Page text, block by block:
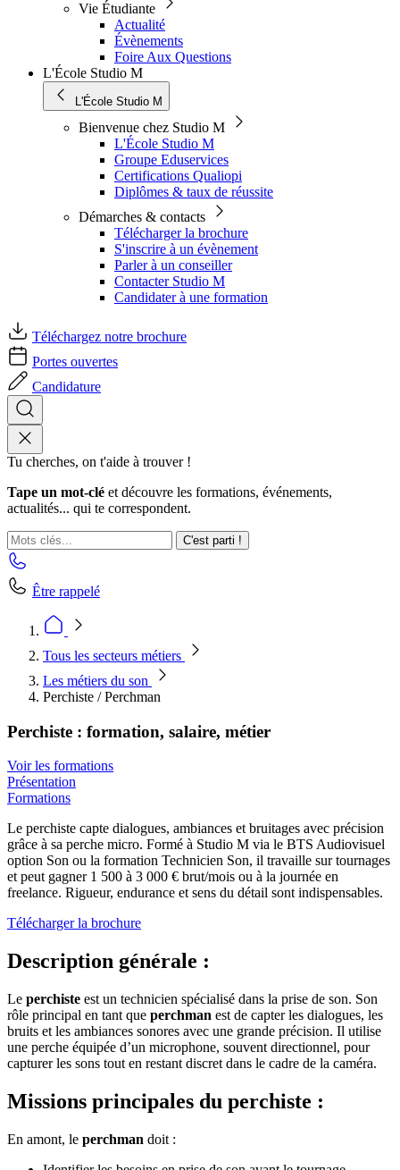
Vie Étudiante
Actualité
Évènements
Foire Aux Questions
L'École Studio M
L'École Studio M
Bienvenue chez Studio M
L'École Studio M
Groupe Eduservices
Certifications Qualiopi
Diplômes & taux de réussite
Démarches & contacts
Télécharger la brochure
S'inscrire à un évènement
Parler à un conseiller
Contacter Studio M
Candidater à une formation
Téléchargez notre brochure
Portes ouvertes
Candidature
Tu cherches, on t'aide à trouver !
Tape un mot-clé et découvre les formations, événements,
actualités... qui te correspondent.
C'est parti !
Être rappelé
Tous les secteurs métiers
Les métiers du son
Perchiste / Perchman
Perchiste : formation, salaire, métier
Voir les formations
Présentation
Formations
Le perchiste capte dialogues, ambiances et bruitages avec précision
grâce à sa perche micro. Formé à Studio M via le BTS Audiovisuel
option Son ou la formation Technicien Son, il travaille sur tournages
et peut gagner 1 500 à 3 000 € brut/mois ou à la journée en
freelance. Rigueur, endurance et sens du détail sont indispensables.
Télécharger la brochure
Description générale :
Le perchiste est un technicien spécialisé dans la prise de son. Son
rôle principal en tant que perchman est de capter les dialogues, les
bruits et les ambiances sonores avec une grande précision. Il utilise
une perche équipée d’un microphone, souvent directionnel, pour
capturer les sons tout en restant discret dans le cadre de la caméra.
Missions principales du perchiste :
En amont, le perchman doit :